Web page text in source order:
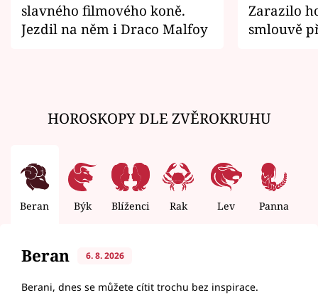
slavného filmového koně.
Jezdil na něm i Draco Malfoy
Zarazilo
smlouvě
HOROSKOPY DLE ZVĚROKRUHU
Beran Býk Blíženci Rak Lev Panna
Beran 6. 8. 2026
Berani, dnes se můžete cítit trochu bez inspirace.